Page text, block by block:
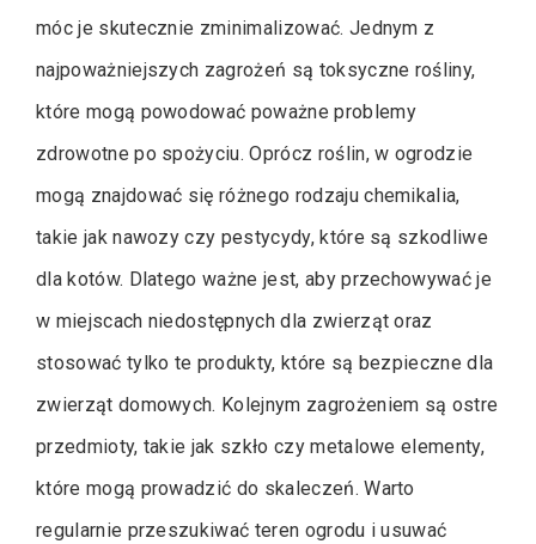
móc je skutecznie zminimalizować. Jednym z
najpoważniejszych zagrożeń są toksyczne rośliny,
które mogą powodować poważne problemy
zdrowotne po spożyciu. Oprócz roślin, w ogrodzie
mogą znajdować się różnego rodzaju chemikalia,
takie jak nawozy czy pestycydy, które są szkodliwe
dla kotów. Dlatego ważne jest, aby przechowywać je
w miejscach niedostępnych dla zwierząt oraz
stosować tylko te produkty, które są bezpieczne dla
zwierząt domowych. Kolejnym zagrożeniem są ostre
przedmioty, takie jak szkło czy metalowe elementy,
które mogą prowadzić do skaleczeń. Warto
regularnie przeszukiwać teren ogrodu i usuwać